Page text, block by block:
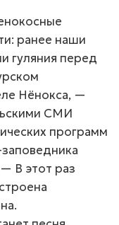
ранее наши
гуляния перед
Нёнокса, —
СМИ
программ
В этот раз